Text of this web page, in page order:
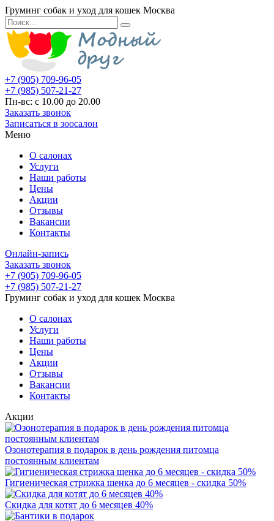
Груминг собак и уход для кошек Москва
+7 (905) 709-96-05
+7 (985) 507-21-27
Пн-вс: с 10.00 до 20.00
Заказать звонок
Записаться в зоосалон
Меню
О салонах
Услуги
Наши работы
Цены
Акции
Отзывы
Вакансии
Контакты
Онлайн-запись
Заказать звонок
+7 (905) 709-96-05
+7 (985) 507-21-27
Груминг собак и уход для кошек Москва
О салонах
Услуги
Наши работы
Цены
Акции
Отзывы
Вакансии
Контакты
Акции
Озонотерапия в подарок в день рождения питомца
постоянным клиентам
Гигиеническая стрижка щенка до 6 месяцев - скидка 50%
Скидка для котят до 6 месяцев 40%